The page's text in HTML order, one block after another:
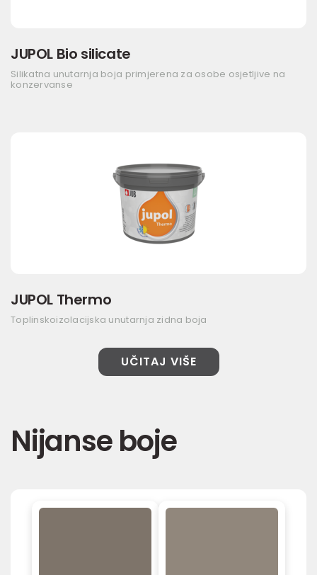
JUPOL Bio silicate
Silikatna unutarnja boja primjerena za osobe osjetljive na
konzervanse
JUPOL Thermo
Toplinskoizolacijska unutarnja zidna boja
UČITAJ VIŠE
Nijanse boje